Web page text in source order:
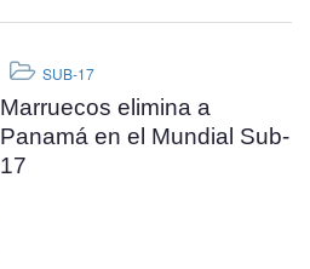
SUB-17
Marruecos elimina a
Panamá en el Mundial Sub-
17